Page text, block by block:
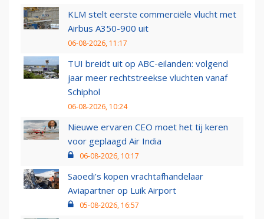
KLM stelt eerste commerciële vlucht met
Airbus A350-900 uit
06-08-2026, 11:17
TUI breidt uit op ABC-eilanden: volgend
jaar meer rechtstreekse vluchten vanaf
Schiphol
06-08-2026, 10:24
Nieuwe ervaren CEO moet het tij keren
voor geplaagd Air India
06-08-2026, 10:17
Saoedi’s kopen vrachtafhandelaar
Aviapartner op Luik Airport
05-08-2026, 16:57